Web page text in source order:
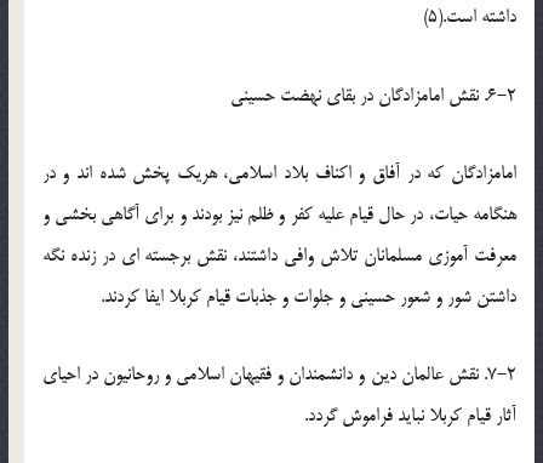
داشته است.(5)
6-2. نقش امامزادگان در بقاي نهضت حسيني
امامزادگان که در آفاق و اکناف بلاد اسلامي، هريک پخش شده اند و در
هنگامه حيات، در حال قيام عليه کفر و ظلم نيز بودند و براي آگاهي بخشي و
معرفت آموزي مسلمانان تلاش وافي داشتند، نقش برجسته اي در زنده نگه
داشتن شور و شعور حسيني و جلوات و جذبات قيام کربلا ايفا کردند.
7-2. نقش عالمان دين و دانشمندان و فقيهان اسلامي و روحانيون در احياي
آثار قيام کربلا نبايد فراموش گردد.